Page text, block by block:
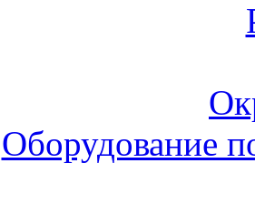
Оборудование